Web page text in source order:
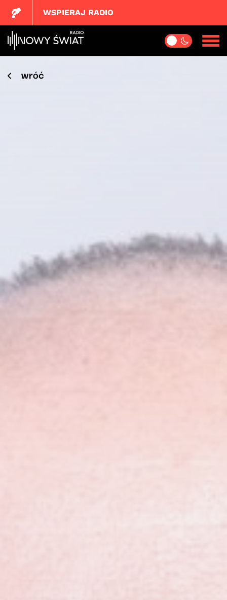
WSPIERAJ RADIO
wróć